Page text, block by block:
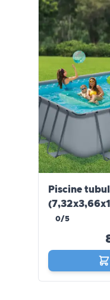
Piscine
0/5